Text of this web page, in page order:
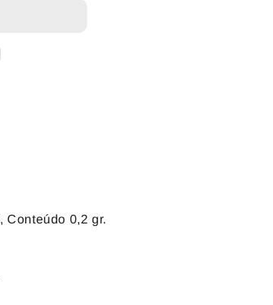
Conteúdo 0,2 gr.